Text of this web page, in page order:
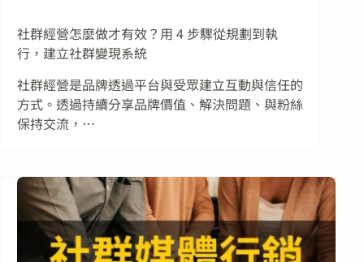
社群經營怎麼做才有效？用 4 步驟從規劃到執
行，建立社群變現系統
社群經營是品牌透過平台與受眾建立互動與信任的
方式。透過持續分享品牌價值、解決問題、與粉絲
保持交流，…